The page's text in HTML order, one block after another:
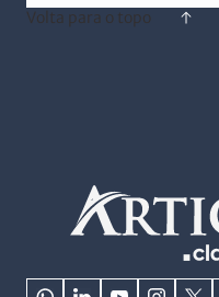
Volta para o topo